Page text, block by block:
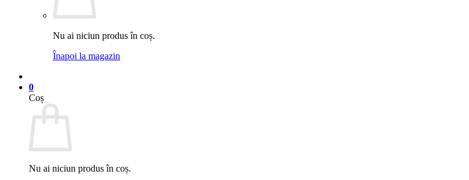
Nu ai niciun produs în coș.
Înapoi la magazin
0
Coș
Nu ai niciun produs în coș.